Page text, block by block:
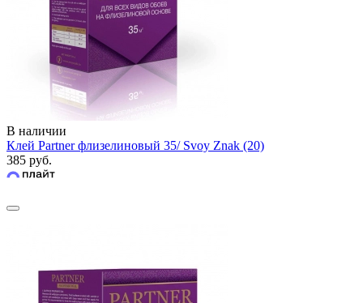
В наличии
Клей Partner флизелиновый 35/ Svoy Znak (20)
385 руб.